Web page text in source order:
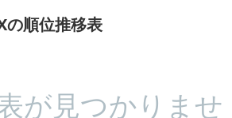
の順位推移表
が見つかりませ